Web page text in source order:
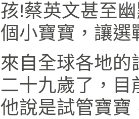
孩!蔡英文甚至
個小寶寶，讓選
來自全球各地
二十九歲了，
他說是試管寶寶